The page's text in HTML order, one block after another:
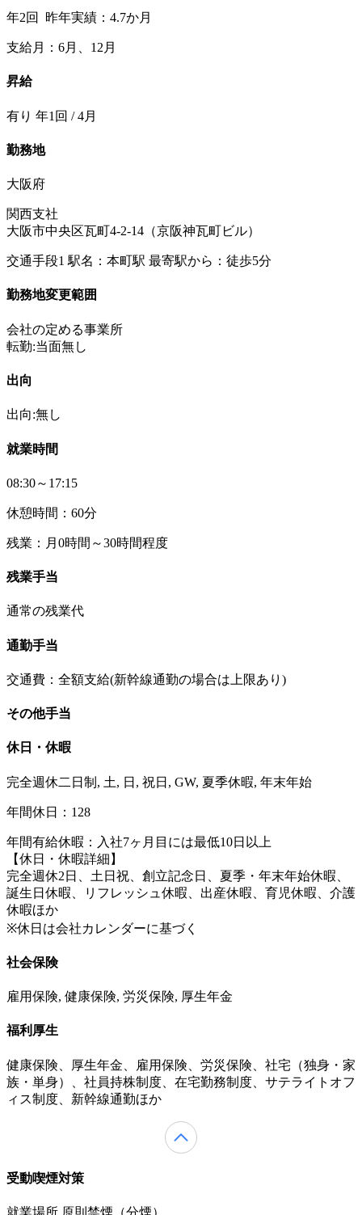
年2回 昨年実績：4.7か月
支給月：6月、12月
昇給
有り 年1回 / 4月
勤務地
大阪府
関西支社
大阪市中央区瓦町4-2-14（京阪神瓦町ビル）
交通手段1 駅名：本町駅 最寄駅から：徒歩5分
勤務地変更範囲
会社の定める事業所
転勤:当面無し
出向
出向:無し
就業時間
08:30～17:15
休憩時間：60分
残業：月0時間～30時間程度
残業手当
通常の残業代
通勤手当
交通費：全額支給(新幹線通勤の場合は上限あり)
その他手当
休日・休暇
完全週休二日制, 土, 日, 祝日, GW, 夏季休暇, 年末年始
年間休日：128
年間有給休暇：入社7ヶ月目には最低10日以上
【休日・休暇詳細】
完全週休2日、土日祝、創立記念日、夏季・年末年始休暇、
誕生日休暇、リフレッシュ休暇、出産休暇、育児休暇、介護
休暇ほか
※休日は会社カレンダーに基づく
社会保険
雇用保険, 健康保険, 労災保険, 厚生年金
福利厚生
健康保険、厚生年金、雇用保険、労災保険、社宅（独身・家
族・単身）、社員持株制度、在宅勤務制度、サテライトオフ
ィス制度、新幹線通勤ほか
受動喫煙対策